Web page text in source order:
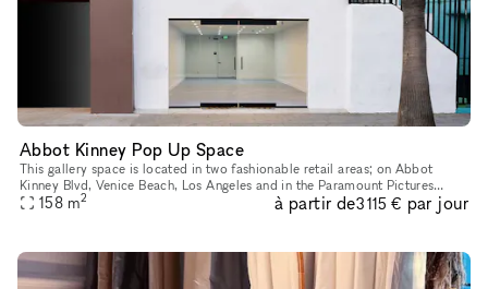
Abbot Kinney Pop Up Space
This gallery space is located in two fashionable retail areas; on Abbot
Kinney Blvd, Venice Beach, Los Angeles and in the Paramount Pictures
building in Surry Hills, Sydney. GQ magazine named Abbot K
158 m2 à partir de3 115 € par jour